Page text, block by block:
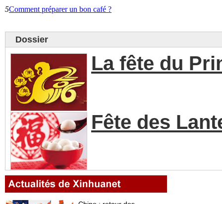
5Comment préparer un bon café ?
Dossier
La fête du
Fête des